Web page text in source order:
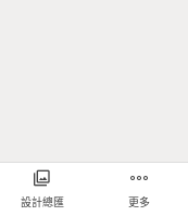
設計總匯 更多